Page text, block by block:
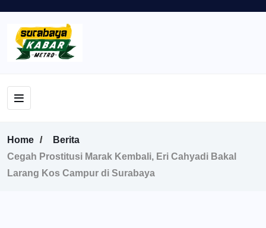
Home
Berita
Cegah Prostitusi Marak Kembali, Eri Cahyadi Bakal
Larang Kos Campur di Surabaya